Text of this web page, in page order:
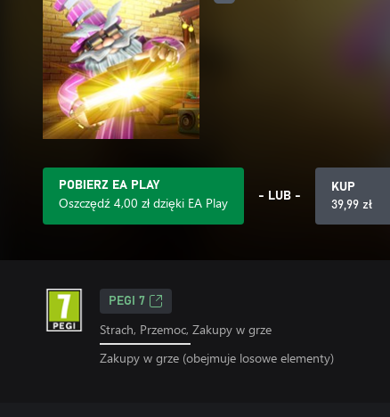
POBIERZ EA PLAY
Oszczędź 4,00 zł dzięki EA Play - LUB -
KUP
39,99 zł
PEGI 7
Strach, Przemoc, Zakupy w grze
Zakupy w grze (obejmuje losowe elementy)